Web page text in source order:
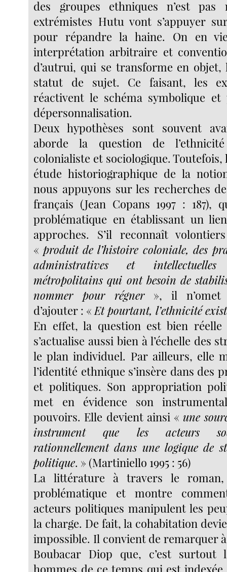
des groupes ethniques n’est pas
extrémistes Hutu vont s’appuyer
pour répandre la haine. On en
interprétation arbitraire et
d’autrui, qui se transforme en
statut de sujet. Ce faisant, les
réactivent le schéma symbolique et
dépersonnalisation.
Deux hypothèses sont souvent
aborde la question de
colonialiste et sociologique. Toutefois,
étude historiographique de la
nous appuyons sur les recherches
français (Jean Copans 1997 : 187),
problématique en établissant un
approches. S’il reconnaît
« produit de l’histoire coloniale, des
administratives et
métropolitains qui ont besoin de
nommer pour régner», il n’omet
d’ajouter : « Et pourtant, l’ethnicité
En effet, la question est bien
s’actualise aussi bien à l’échelle des
le plan individuel. Par ailleurs, elle
l’identité ethnique s’insère dans des
et politiques. Son appropriation
met en évidence son
pouvoirs. Elle devient ainsi «une
instrument que les acteurs
rationnellement dans une logique de
politique. » (Martiniello 1995 : 56)
La littérature à travers le roman,
problématique et montre
acteurs politiques manipulent les
la charge. De fait, la cohabitation
impossible. Il convient de remarquer
Boubacar Diop que, c’est surtout
hommes de ce temps qui est